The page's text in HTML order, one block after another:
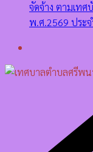
จัดจ้าง ตามเท
พ.ศ.2569 ประ